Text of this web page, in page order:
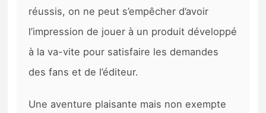
réussis, on ne peut s’empêcher d’avoir
l’impression de jouer à un produit développé
à la va-vite pour satisfaire les demandes
des fans et de l’éditeur.
Une aventure plaisante mais non exempte